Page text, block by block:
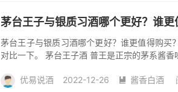
茅台王子与银质习酒哪个更好？谁
茅台王子与银质习酒哪个更好？谁更值得购买
对比一下。 茅台王子酒 普王是正宗的茅系酱
段收口干...
优易说酒 2022-12-26  酱香白酒